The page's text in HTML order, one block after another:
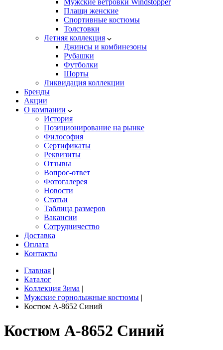
Мужские ветровки Windstopper
Плащи женские
Спортивные костюмы
Толстовки
Летняя коллекция
Джинсы и комбинезоны
Рубашки
Футболки
Шорты
Ликвидация коллекции
Бренды
Акции
О компании
История
Позиционирование на рынке
Философия
Сертификаты
Реквизиты
Отзывы
Вопрос-ответ
Фотогалерея
Новости
Статьи
Таблица размеров
Вакансии
Сотрудничество
Доставка
Оплата
Контакты
Главная |
Каталог |
Коллекция Зима |
Мужские горнолыжные костюмы |
Костюм A-8652 Синий
Костюм A-8652 Синий